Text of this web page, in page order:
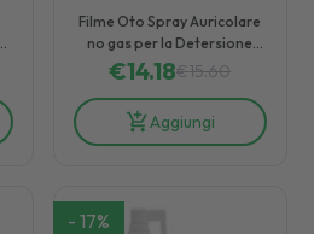
Filme Oto Spray Auricolare
no gas per la Detersione
delle Orecchie 20 ml
€14.18€15.60
Aggiungi
- 17%